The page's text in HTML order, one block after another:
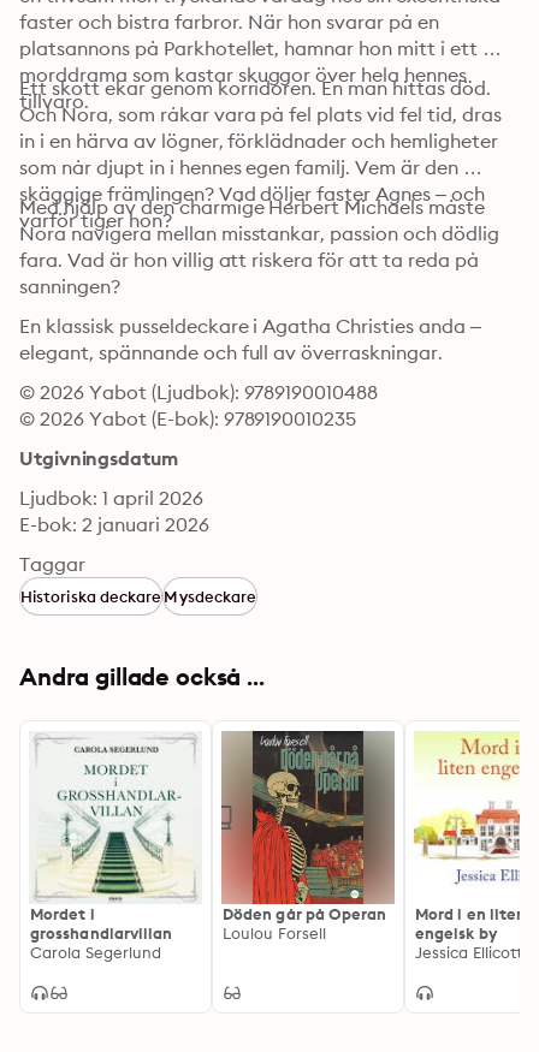
faster och bistra farbror. När hon svarar på en
platsannons på Parkhotellet, hamnar hon mitt i ett
morddrama som kastar skuggor över hela hennes
tillvaro.
Ett skott ekar genom korridoren. En man hittas död.
Och Nora, som råkar vara på fel plats vid fel tid, dras
in i en härva av lögner, förklädnader och hemligheter
som når djupt in i hennes egen familj. Vem är den
skäggige främlingen? Vad döljer faster Agnes – och
varför tiger hon?
Med hjälp av den charmige Herbert Michaels måste
Nora navigera mellan misstankar, passion och dödlig
fara. Vad är hon villig att riskera för att ta reda på
sanningen?
En klassisk pusseldeckare i Agatha Christies anda –
elegant, spännande och full av överraskningar.
© 2026 Yabot (Ljudbok): 9789190010488
© 2026 Yabot (E-bok): 9789190010235
Utgivningsdatum
Ljudbok: 1 april 2026
E-bok: 2 januari 2026
Taggar
Historiska deckareMysdeckare
Andra gillade också ...
Mordet i
grosshandlarvillan
Carola Segerlund
Döden går på Operan
Loulou Forsell
Mord i en liten
engelsk by
Jessica Ellicott